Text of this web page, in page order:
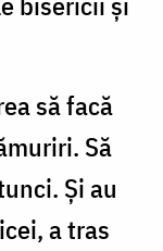
să facă
Să
Și au
a tras